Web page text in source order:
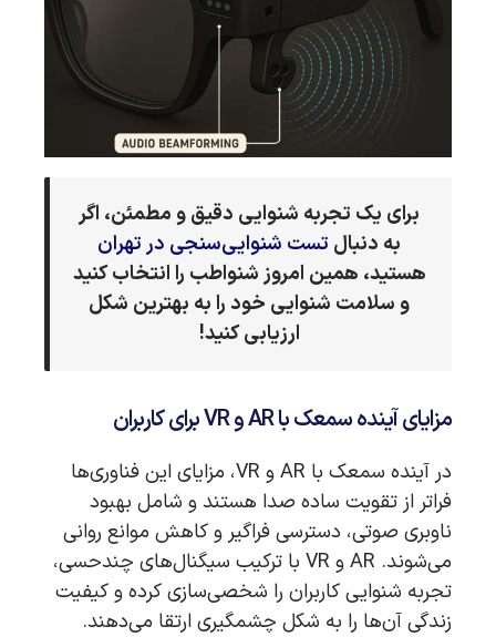
برای یک تجربه شنوایی دقیق و مطمئن، اگر
به دنبال تست شنوایی‌سنجی در تهران
هستید، همین امروز شنواطب را انتخاب کنید
و سلامت شنوایی خود را به بهترین شکل
ارزیابی کنید!
مزایای آینده سمعک با AR و VR برای کاربران
در آینده سمعک با AR و VR، مزایای این فناوری‌ها
فراتر از تقویت ساده صدا هستند و شامل بهبود
ناوبری صوتی، دسترسی فراگیر و کاهش موانع روانی
می‌شوند. AR و VR با ترکیب سیگنال‌های چندحسی،
تجربه شنوایی کاربران را شخصی‌سازی کرده و کیفیت
زندگی آن‌ها را به شکل چشمگیری ارتقا می‌دهند.